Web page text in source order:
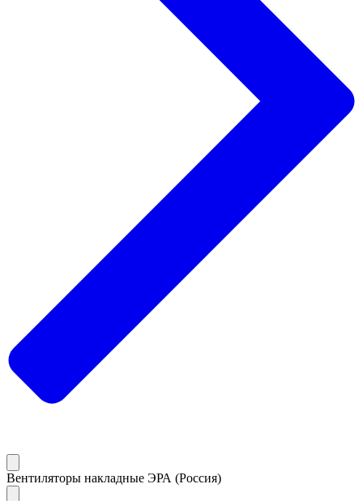
Вентиляторы накладные ЭРА (Россия)